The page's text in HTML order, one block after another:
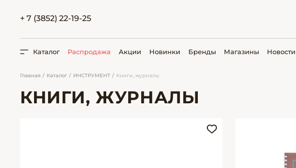
+ 7 (3852) 22-19-25
ПОИСК
Каталог Распродажа Акции Новинки Бренды Магазины Новости
Главная Каталог ИНСТРУМЕНТ Книги, журналы
КНИГИ, ЖУРНАЛЫ